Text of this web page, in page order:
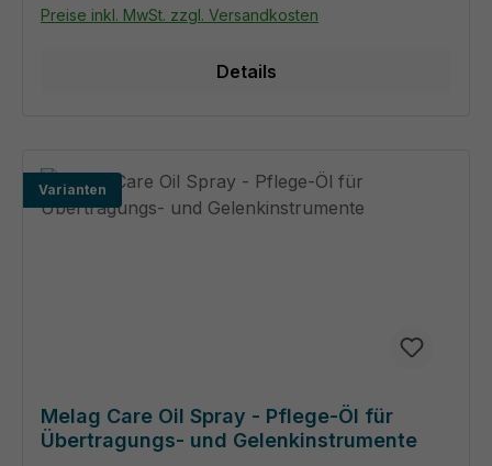
Preise inkl. MwSt. zzgl. Versandkosten
Details
Varianten
Melag Care Oil Spray - Pflege-Öl für
Übertragungs- und Gelenkinstrumente